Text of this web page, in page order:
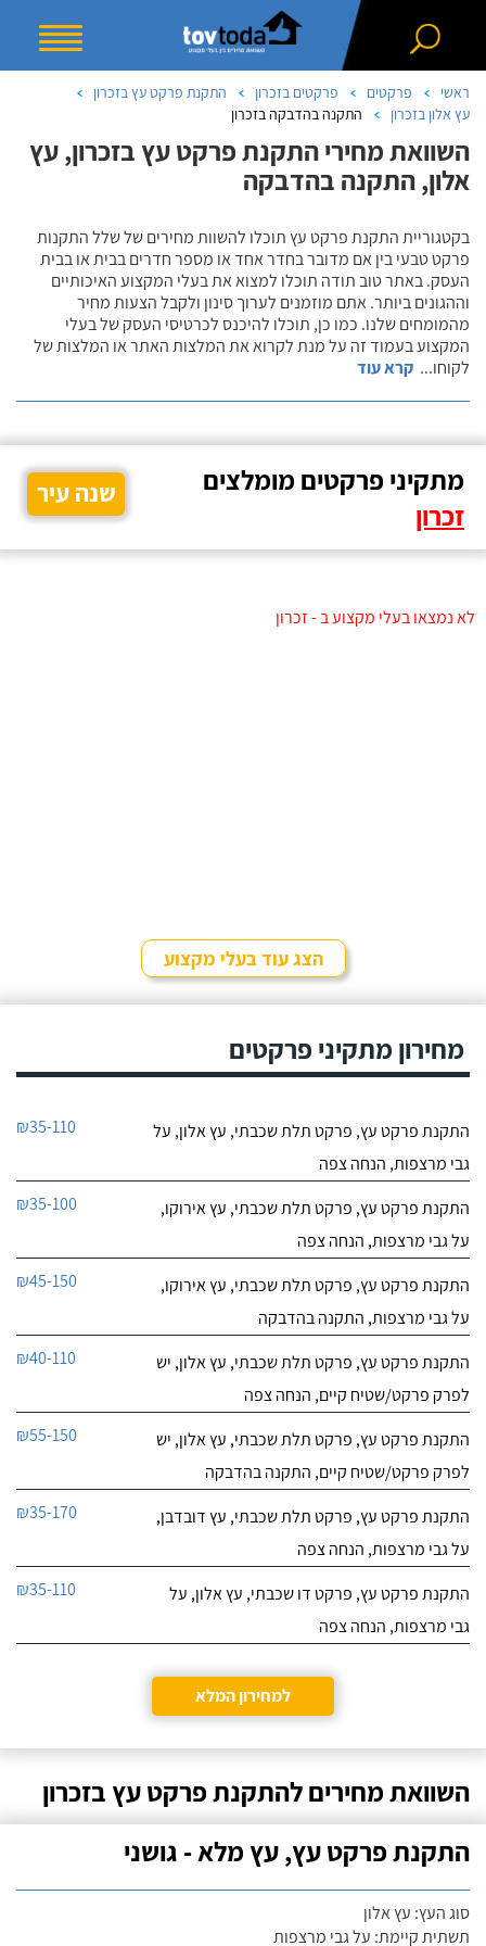
ראשי פרקטים פרקטים בזכרון
התקנת פרקט עץ בזכרון
עץ אלון בזכרון
התקנה בהדבקה בזכרון
השוואת מחירי התקנת פרקט עץ בזכרון, עץ
אלון, התקנה בהדבקה
בקטגוריית התקנת פרקט עץ תוכלו להשוות מחירים של שלל התקנות
פרקט טבעי בין אם מדובר בחדר אחד או מספר חדרים בבית או בבית
העסק. באתר טוב תודה תוכלו למצוא את בעלי המקצוע האיכותיים
וההגונים ביותר. אתם מוזמנים לערוך סינון ולקבל הצעות מחיר
מהמומחים שלנו. כמו כן, תוכלו להיכנס לכרטיסי העסק של בעלי
המקצוע בעמוד זה על מנת לקרוא את המלצות האתר או המלצות של
לקוחו... קרא עוד
מתקיני פרקטים מומלצים
זכרון
שנה עיר
לא נמצאו בעלי מקצוע ב - זכרון
הצג עוד בעלי מקצוע
מחירון מתקיני פרקטים
התקנת פרקט עץ, פרקט תלת שכבתי, עץ אלון, על
גבי מרצפות, הנחה צפה
₪35-110
התקנת פרקט עץ, פרקט תלת שכבתי, עץ אירוקו,
על גבי מרצפות, הנחה צפה
₪35-100
התקנת פרקט עץ, פרקט תלת שכבתי, עץ אירוקו,
על גבי מרצפות, התקנה בהדבקה
₪45-150
התקנת פרקט עץ, פרקט תלת שכבתי, עץ אלון, יש
לפרק פרקט/שטיח קיים, הנחה צפה
₪40-110
התקנת פרקט עץ, פרקט תלת שכבתי, עץ אלון, יש
לפרק פרקט/שטיח קיים, התקנה בהדבקה
₪55-150
התקנת פרקט עץ, פרקט תלת שכבתי, עץ דובדבן,
על גבי מרצפות, הנחה צפה
₪35-170
התקנת פרקט עץ, פרקט דו שכבתי, עץ אלון, על
גבי מרצפות, הנחה צפה
₪35-110
למחירון המלא
השוואת מחירים להתקנת פרקט עץ בזכרון
התקנת פרקט עץ, עץ מלא - גושני
סוג העץ: עץ אלון
תשתית קיימת: על גבי מרצפות